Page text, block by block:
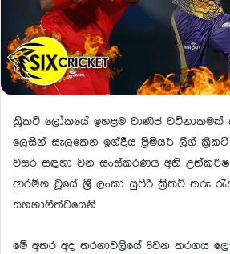
ක්‍රිකට් ලෝකයේ ඉහළම වාණිජ වටිනාකමක්
ලෙසින් සැලකෙන ඉන්දීය ප්‍රිමියර් ලීග් ක්‍රිකට්
වසර සඳහා වන සංස්කරණය අති
ආරම්භ වූයේ ශ්‍රී ලංකා සුපිරි ක්‍රිකට් තරු
සහභාගීත්වයෙනි
මේ අතර අද තරගාවලියේ 8වන තරගය